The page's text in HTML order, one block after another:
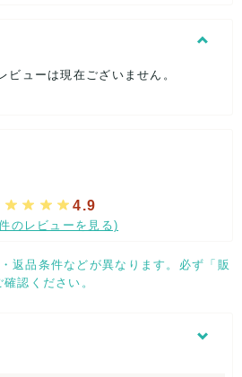
すが、
く、状態良好なお品になります。
る限り、撮影しておりますので、
すので、ご確認下さいませ。
ビューは現在ございません。
4.9
のレビューを見る)
返品条件などが異なります。必ず「販
認ください。